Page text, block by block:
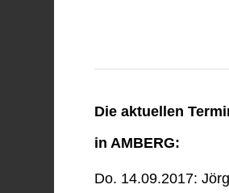
Die aktuellen
in AMBERG:
Do. 14.09.2017: